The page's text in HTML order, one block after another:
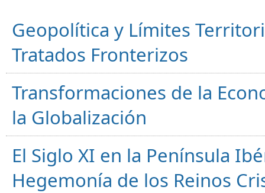
Geopolítica y Límites
Tratados Fronterizos
Transformaciones de la
la Globalización
El Siglo XI en la Península
Hegemonía de los Reinos